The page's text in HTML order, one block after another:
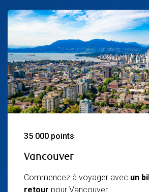
35 000 points
Vancouver
Commencez à voyager avec un
retour pour Vancouver.